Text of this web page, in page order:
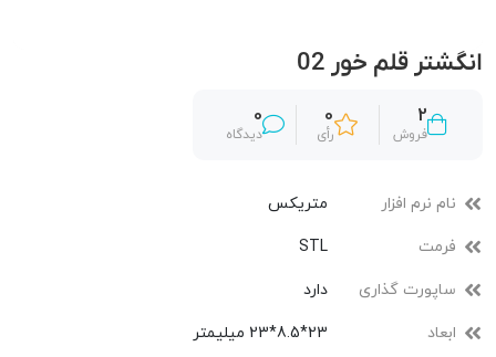
انگشتر قلم خور 02
2
فروش
0
رأی
0
دیدگاه
نام نرم افزار متریکس
فرمت STL
ساپورت گذاری دارد
ابعاد 23*8.5*23 میلیمتر